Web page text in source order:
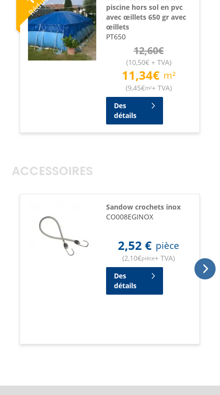
piscine hors sol en pvc
avec œillets 650 gr avec
œillets
PT650
12,60€
(10,50€+ TVA)
11,34€ m²
(9,45€m²+ TVA)
Des
détails
ACCESSOIRES
Sandow crochets inox
CO008EGINOX
2,52 € pièce
(2,10€pièce+ TVA)
Des
détails